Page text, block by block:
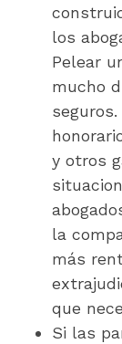
los
Pelear
mucho
y otros
la
más
que
Si las